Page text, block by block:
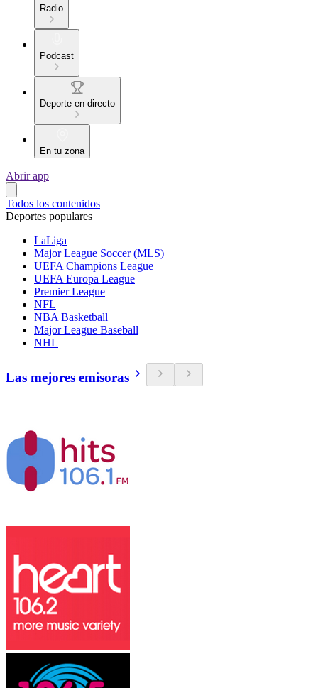
Radio
Podcast
Deporte en directo
En tu zona
Abrir app
Todos los contenidos
Deportes populares
LaLiga
Major League Soccer (MLS)
UEFA Champions League
UEFA Europa League
Premier League
NFL
NBA Basketball
Major League Baseball
NHL
Las mejores emisoras